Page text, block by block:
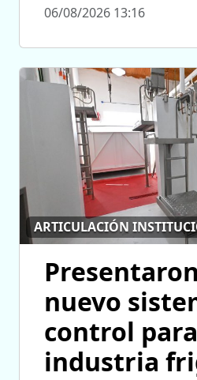
06/08/2026 13:16
ARTICULACIÓN
nuevo
control
industria